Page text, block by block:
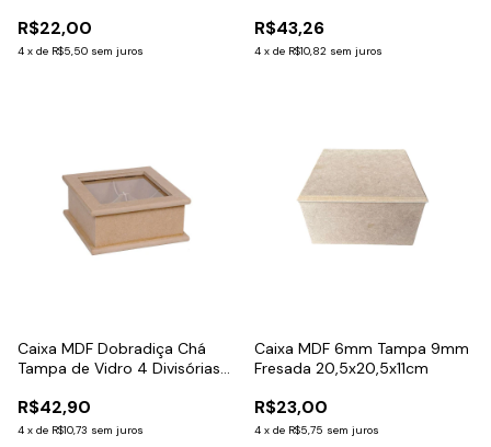
R$22,00
4 x de R$5,50 sem juros
R$43,26
4 x de R$10,82 sem juros
Caixa MDF Dobradiça Chá
Tampa de Vidro 4 Divisórias
R$42,90
4 x de R$10,73 sem juros
Caixa MDF 6mm Tampa 9mm
Fresada 20,5x20,5x11cm
R$23,00
4 x de R$5,75 sem juros